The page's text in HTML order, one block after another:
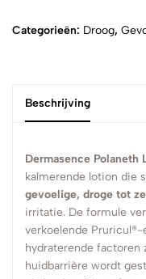
Categorieën: Droog,
Beschrijving
Dermasence Polaneth
kalmerende lotion die
gevoelige, droge tot
irritatie. De formule
verkoelende
hydraterende factoren
huidbarrière wordt